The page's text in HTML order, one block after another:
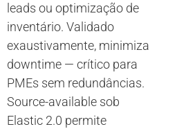
leads ou optimização de
inventário. Validado
exaustivamente, minimiza
downtime — crítico para
PMEs sem redundâncias.
Source-available sob
Elastic 2.0 permite